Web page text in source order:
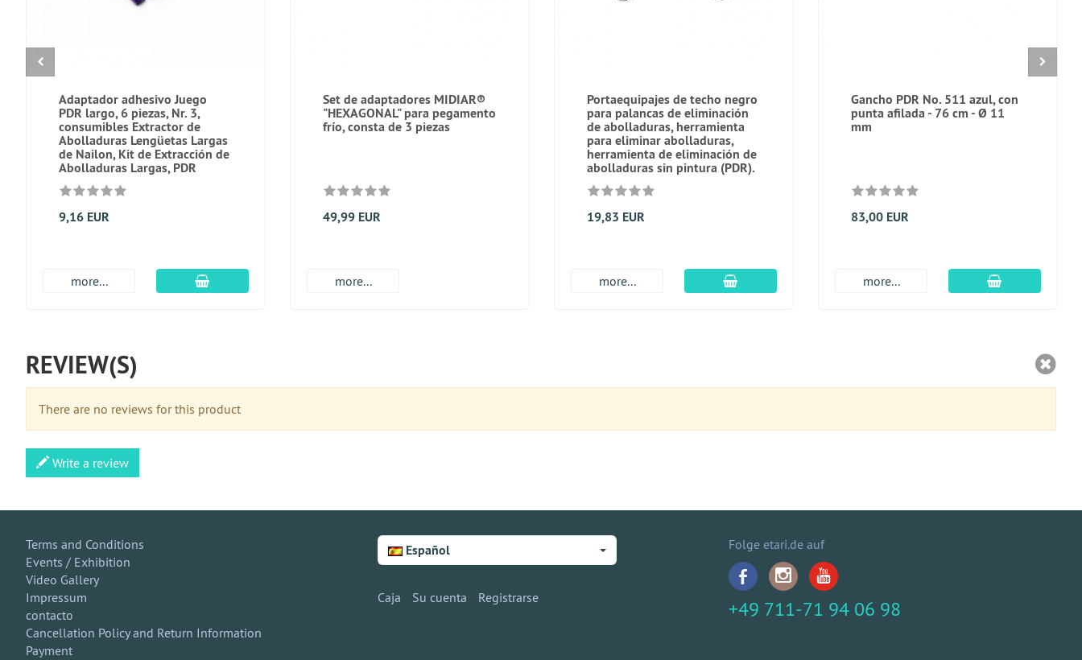
Adaptador adhesivo Juego
PDR largo, 6 piezas, Nr. 3,
consumibles Extractor de
Abolladuras Lengüetas Largas
de Nailon, Kit de Extracción de
Abolladuras Largas, PDR
9,16 EUR
more... En el carro de compras
Set de adaptadores MIDIAR®
"HEXAGONAL" para pegamento
frío, consta de 3 piezas
49,99 EUR
more...
Portaequipajes de techo negro
para palancas de eliminación
de abolladuras, herramienta
para eliminar abolladuras,
herramienta de eliminación de
abolladuras sin pintura (PDR).
19,83 EUR
more... En el carro de compras
Gancho PDR No. 511 azul, con
punta afilada - 76 cm - Ø 11
mm
83,00 EUR
more... En el carro de
REVIEW(S)
There are no reviews for this product
Write a review
Terms and Conditions
Events / Exhibition
Video Gallery
Impressum
contacto
Cancellation Policy and Return Information
Payment
Español
Caja Su cuenta Registrarse
Folge etari.de auf
+49 711-71 94 06 98